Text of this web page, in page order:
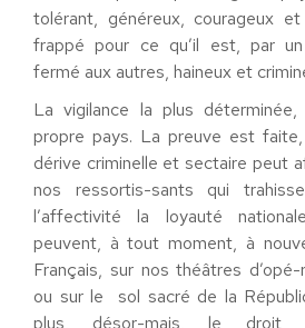
tolérant, généreux, courageux
frappé pour ce qu’il est, par
fermé aux autres, haineux et
La vigilance la plus
propre pays. La preuve est
dérive criminelle et sectaire peut
nos ressortis-sants qui
l’affectivité la loyauté
peuvent, à tout moment, à
Français, sur nos théâtres
ou sur le sol sacré de la
plus, désor-mais, le droit